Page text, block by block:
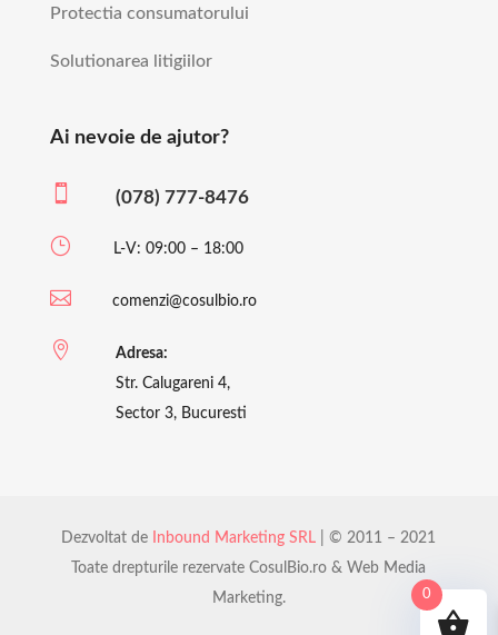
Protectia consumatorului
Solutionarea litigiilor
Ai nevoie de ajutor?
 (078) 777-8476
} L-V: 09:00 – 18:00
 comenzi@cosulbio.ro

Adresa:
Str. Calugareni 4,
Sector 3, Bucuresti
Dezvoltat de Inbound Marketing SRL | © 2011 – 2021
Toate drepturile rezervate CosulBio.ro & Web Media
Marketing.
0